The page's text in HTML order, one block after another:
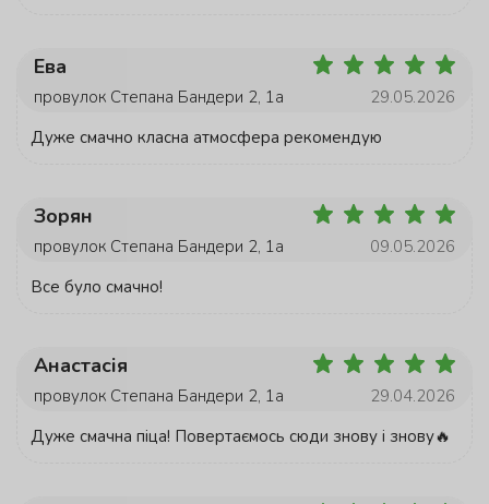
Ева
провулок Степана Бандери 2, 1а
29.05.2026
Дуже смачно класна атмосфера рекомендую
Зорян
провулок Степана Бандери 2, 1а
09.05.2026
Все було смачно!
Анастасія
провулок Степана Бандери 2, 1а
29.04.2026
Дуже смачна піца! Повертаємось сюди знову і знову🔥